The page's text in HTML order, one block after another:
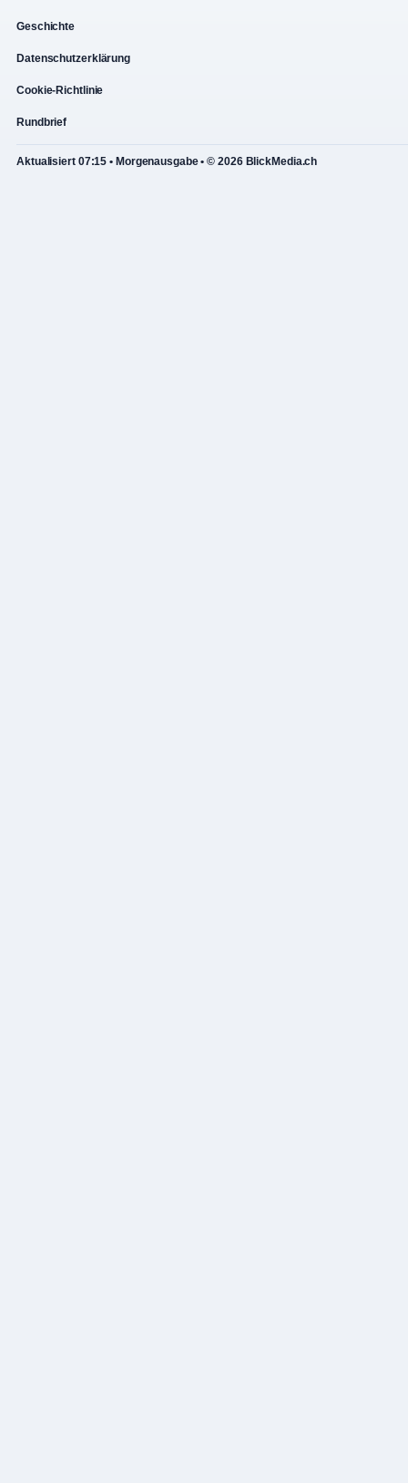
Geschichte
Datenschutzerklärung
Cookie-Richtlinie
Rundbrief
Aktualisiert 07:15 • Morgenausgabe • © 2026 BlickMedia.ch